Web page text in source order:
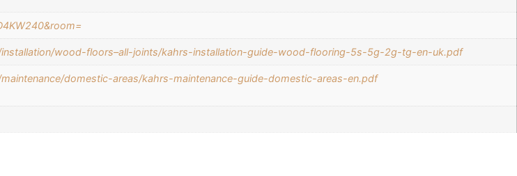
wood-floors–all-joints/kahrs-installation-guide-wood-flooring-5s-5g-2g-tg-en-uk.pdf
domestic-areas/kahrs-maintenance-guide-domestic-areas-en.pdf